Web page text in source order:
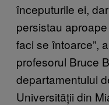
începuturile ei,
persistau
faci se întoarce”,
profesorul Bruce
departamentului
Universității din